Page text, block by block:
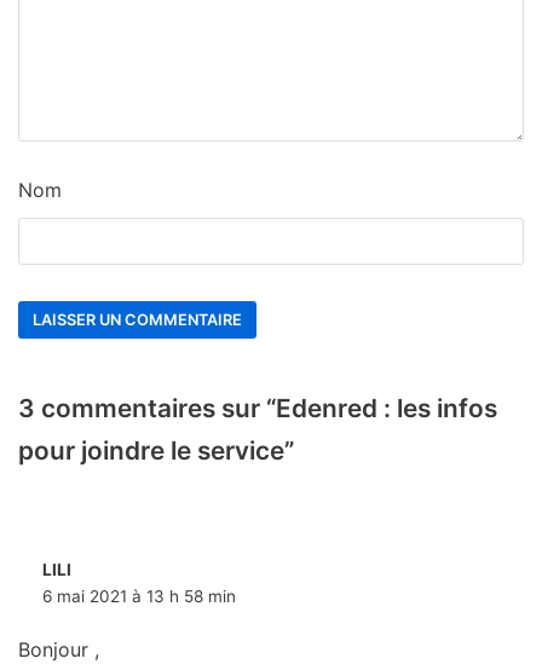
Nom
3 commentaires sur “Edenred : les infos
pour joindre le service”
LILI
6 mai 2021 à 13 h 58 min
Bonjour ,